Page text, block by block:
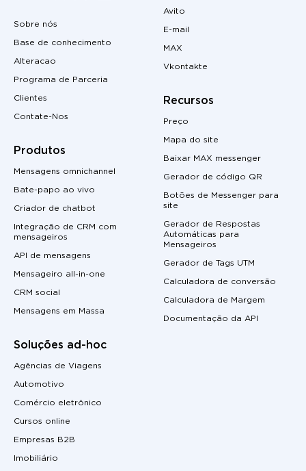
Sobre nós
Base de conhecimento
Alteracao
Programa de Parceria
Clientes
Contate-Nos
Produtos
Mensagens omnichannel
Bate-papo ao vivo
Criador de chatbot
Integração de CRM com
mensageiros
API de mensagens
Mensageiro all-in-one
CRM social
Mensagens em Massa
Soluções ad-hoc
Agências de Viagens
Automotivo
Comércio eletrônico
Cursos online
Empresas B2B
Imobiliário
Avito
E-mail
MAX
Vkontakte
Recursos
Preço
Mapa do site
Baixar MAX messenger
Gerador de código QR
Botões de Messenger para
site
Gerador de Respostas
Automáticas para
Mensageiros
Gerador de Tags UTM
Calculadora de conversão
Calculadora de Margem
Documentação da API